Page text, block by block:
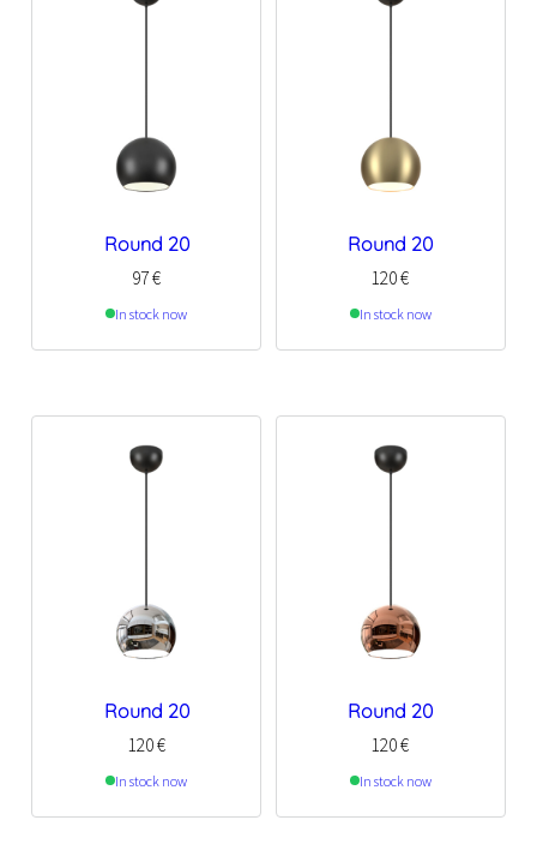
Round 20
97€
In stock now
Round 20
120€
In stock now
Round 20
120€
In stock now
Round 20
120€
In stock now